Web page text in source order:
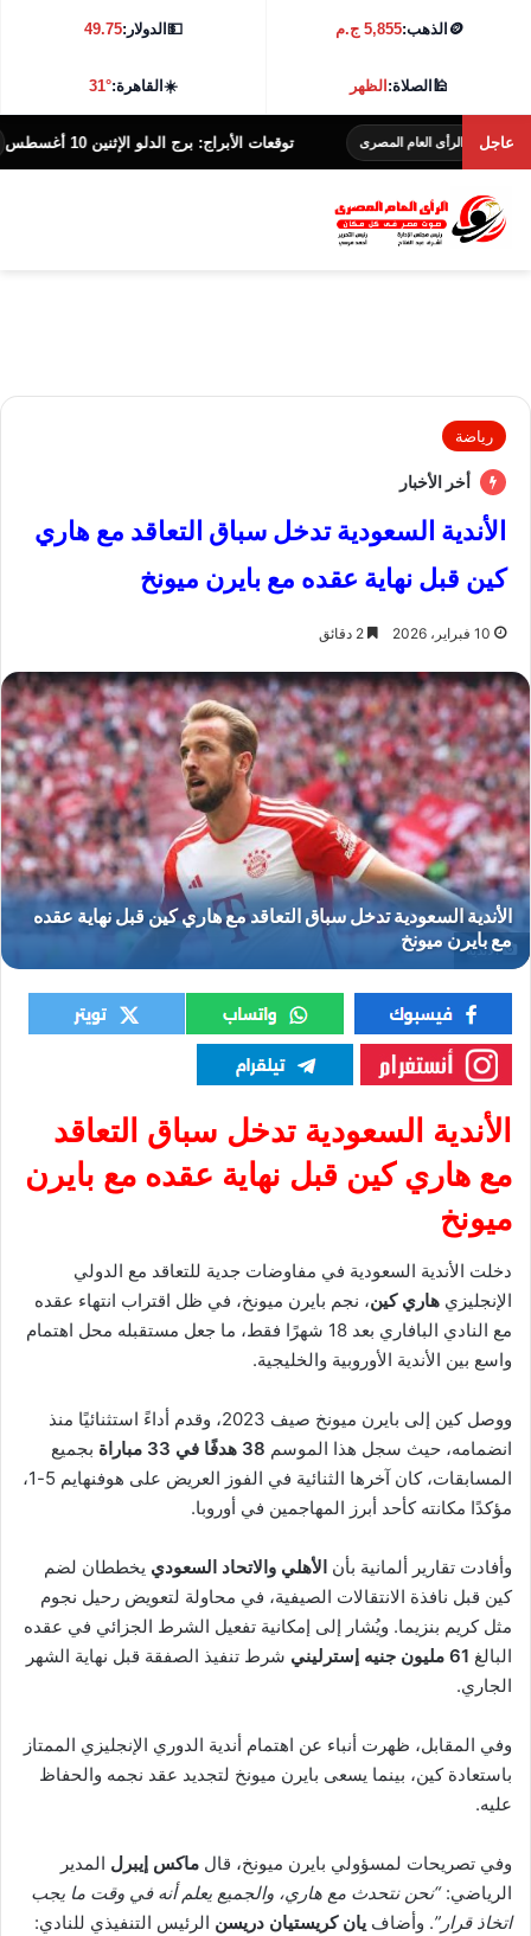
🪙 الذهب:5,855 ج.م 💵الدولار:49.75
🕌الصلاة:الظهر ☀️القاهرة:31°
عاجل
الرأى العام المصرى توقعات الأبراج: برج الدلو الإثنين 10 أغسطس الرأى
رياضة
أخر الأخبار
الأندية السعودية تدخل سباق التعاقد مع هاري
كين قبل نهاية عقده مع بايرن ميونخ
10 فبراير، 2026
الأندية
الأندية السعودية تدخل سباق التعاقد
مع هاري كين قبل نهاية عقده مع بايرن
ميونخ
دخلت الأندية السعودية في مفاوضات جدية للتعاقد مع الدولي
الإنجليزي هاري كين، نجم بايرن ميونخ، في ظل اقتراب انتهاء عقده
مع النادي البافاري بعد 18 شهرًا فقط، ما جعل مستقبله محل اهتمام
واسع بين الأندية الأوروبية والخليجية.
ووصل كين إلى بايرن ميونخ صيف 2023، وقدم أداءً استثنائيًا منذ
انضمامه، حيث سجل هذا الموسم 38 هدفًا في 33 مباراة
بجميع
المسابقات، كان آخرها الثنائية في الفوز العريض على هوفنهايم 5-1،
مؤكدًا مكانته كأحد أبرز المهاجمين في أوروبا.
وأفادت تقارير ألمانية بأن الأهلي والاتحاد السعودي يخططان لضم
كين قبل نافذة الانتقالات الصيفية، في محاولة لتعويض رحيل نجوم
مثل كريم بنزيما. ويُشار إلى إمكانية تفعيل الشرط الجزائي في عقده
البالغ 61 مليون جنيه إسترليني
شرط تنفيذ الصفقة قبل نهاية الشهر
الجاري.
وفي المقابل، ظهرت أنباء عن اهتمام أندية الدوري الإنجليزي الممتاز
باستعادة كين، بينما يسعى بايرن ميونخ لتجديد عقد نجمه والحفاظ
عليه.
وفي تصريحات لمسؤولي بايرن ميونخ، قال ماكس إيبرل المدير
الرياضي:“نحن نتحدث مع هاري، والجميع يعلم أنه في وقت ما يجب
اتخاذ قرار”. وأضاف يان كريستيان دريسن الرئيس التنفيذي للنادي: